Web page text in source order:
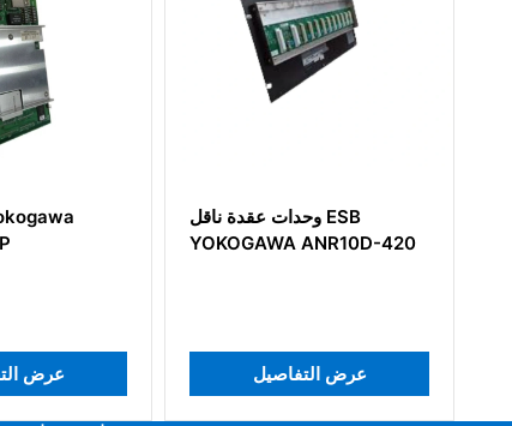
وحدات عقدة ناقل ESB
YOKOGAWA ANR10D-420
عرض التفاصيل